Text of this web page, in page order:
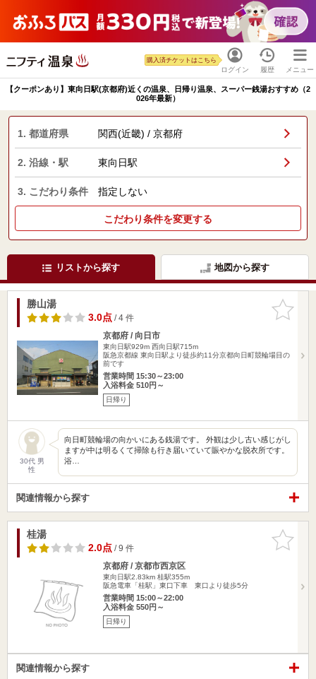
ログイン
購入済チケットはこちら
履歴 メニュー
【クーポンあり】東向日駅(京都府)近くの温泉、日帰り温泉、スーパー銭湯おすすめ（2
026年最新）
1. 都道府県 関西(近畿) / 京都府
2. 沿線・駅 東向日駅
3. こだわり条件 指定しない
こだわり条件を変更する
リストから探す 地図から探す
お気に入
りに追加
勝山湯
3.0点/ 4 件
京都府 / 向日市
東向日駅929m 西向日駅715m
阪急京都線 東向日駅より徒歩約11分京都向日町競輪場目の
前です
営業時間 15:30～23:00
入浴料金 510円～
日帰り
30代 男
性
向日町競輪場の向かいにある銭湯です。 外観は少し古い感じがし
ますが中は明るくて掃除も行き届いていて賑やかな脱衣所です。
浴…
関連情報から探す
お気に入
りに追加
桂湯
2.0点/ 9 件
京都府 / 京都市西京区
東向日駅2.83km 桂駅355m
阪急電車「桂駅」東口下車 東口より徒歩5分
営業時間 15:00～22:00
入浴料金 550円～
日帰り
関連情報から探す